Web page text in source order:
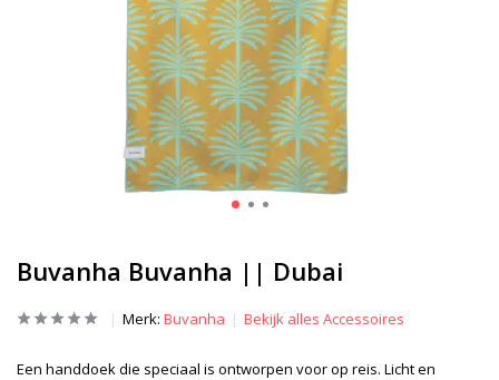
Buvanha Buvanha || Dubai
Merk: Buvanha Bekijk alles Accessoires
Een handdoek die speciaal is ontworpen voor op reis. Licht en